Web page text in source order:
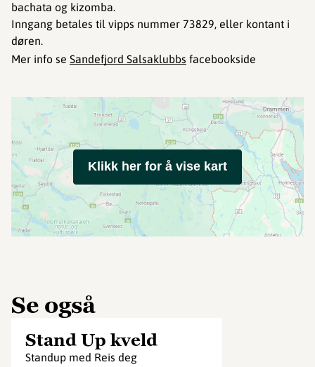
bachata og kizomba.
Inngang betales til vipps nummer 73829, eller kontant i
døren.
Mer info se Sandefjord Salsaklubbs facebookside
Klikk her for å vise kart
Se også
Stand Up kveld
Standup med Reis deg